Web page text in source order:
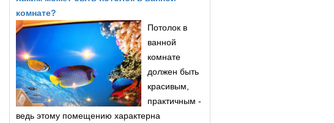
комнате?
Потолок в
ванной
комнате
должен быть
красивым,
практичным -
ведь этому помещению характерна